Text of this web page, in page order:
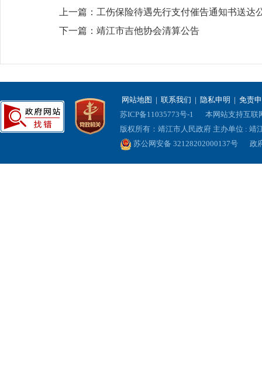
上一篇： 工伤保险待遇先行支付催告通知书送
下一篇： 靖江市吉他协会清算公告
网站地图 | 联系我们 | 隐私申明 | 免责
苏ICP备11035773号-1
本网站支持互联
版权所有：靖江市人民政府 主办单位 : 靖
苏公网安备 32128202000137号
政